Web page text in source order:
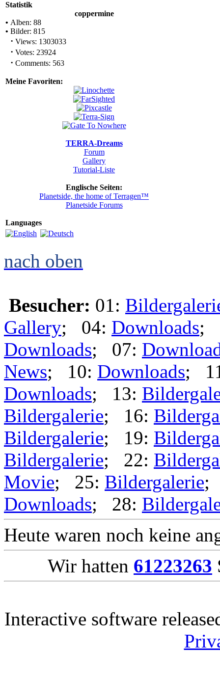
Statistik
coppermine
• Alben: 88
• Bilder: 815
· Views: 1303033
· Votes: 23924
· Comments: 563
Meine Favoriten:
TERRA-Dreams
Forum
Gallery
Tutorial-Liste
Englische Seiten:
Planetside, the home of Terragen™
Planetside Forums
Languages
nach oben
Besucher: 01:
Gallery; 04: Downloads;
Downloads; 07:
News; 10: Downloads;
Downloads; 13:
Bildergalerie; 16:
Bildergalerie; 19:
Bildergalerie; 22:
Movie; 25: Bildergalerie;
Downloads; 28:
Heute waren noch keine
Wir hatten 61223263
Interactive software